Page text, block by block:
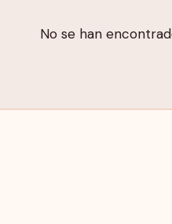
No se han